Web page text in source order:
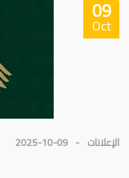
09
Oct
الإعلانات 2025-10-09